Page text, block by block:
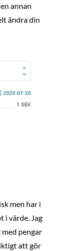
annan
ändra din
men har i
i värde. Jag
pengar
att gör